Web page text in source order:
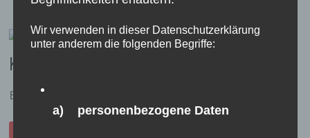
Kneipenquiz bei Franziska
Bilder vom Kneipenquiz am 27. Juni . . .
Wir verwenden in dieser Datenschutzerklärung
unter anderem die folgenden Begriffe:
a) personenbezogene Daten